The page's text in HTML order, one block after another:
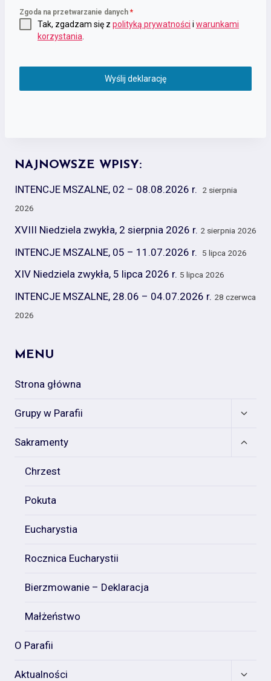
Zgoda na przetwarzanie danych *
Tak, zgadzam się z polityką prywatności i warunkami
korzystania
Wyślij deklarację
NAJNOWSZE WPISY:
INTENCJE MSZALNE, 02 – 08.08.2026 r.
2 sierpnia
2026
XVIII Niedziela zwykła, 2 sierpnia 2026 r. 2 sierpnia 2026
INTENCJE MSZALNE, 05 – 11.07.2026 r. 5 lipca 2026
XIV Niedziela zwykła, 5 lipca 2026 r. 5 lipca 2026
INTENCJE MSZALNE, 28.06 – 04.07.2026 r. 28 czerwca
2026
MENU
Strona główna
Grupy w Parafii
Expand
Sakramenty
Expand
Chrzest
Pokuta
Eucharystia
Rocznica Eucharystii
Bierzmowanie – Deklaracja
Małżeństwo
O Parafii
Aktualności
Expand